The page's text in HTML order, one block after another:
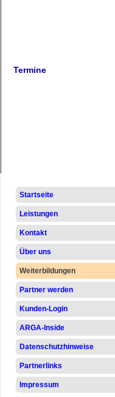
Termine
Navigation
überspringen
Startseite
Leistungen
Kontakt
Über uns
Weiterbildungen
Partner werden
Kunden-Login
ARGA-Inside
Datenschutzhinweise
Partnerlinks
Impressum